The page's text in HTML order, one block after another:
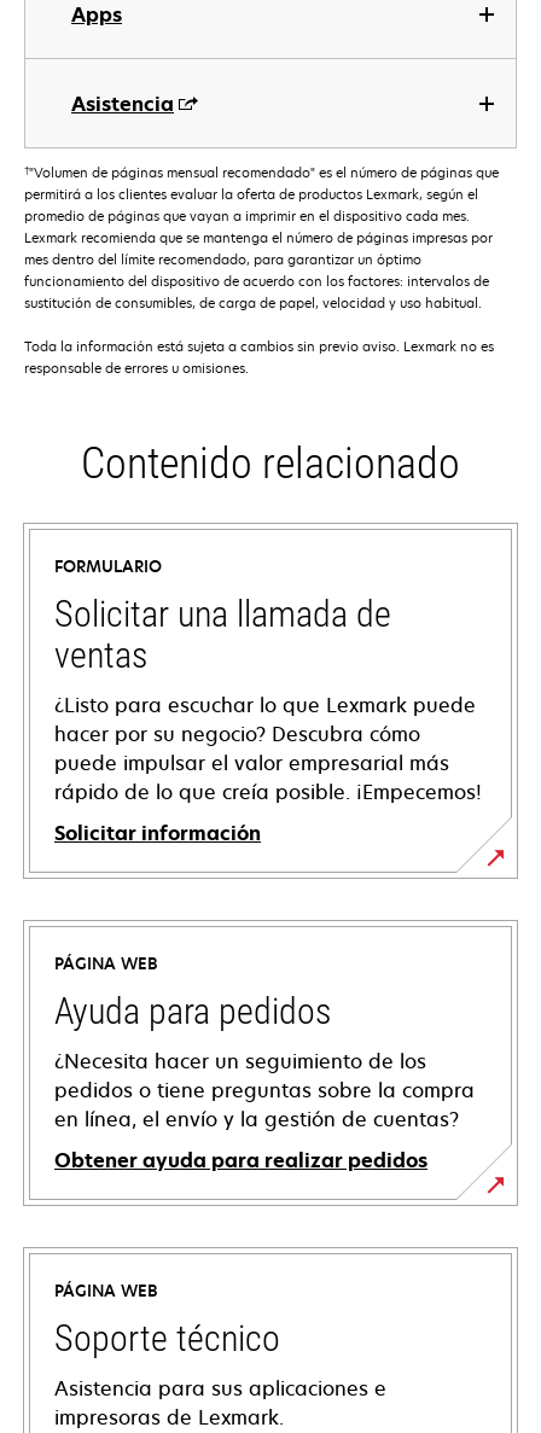
Apps
Asistencia
†"Volumen de páginas mensual recomendado" es el número de páginas que
permitirá a los clientes evaluar la oferta de productos Lexmark, según el
promedio de páginas que vayan a imprimir en el dispositivo cada mes.
Lexmark recomienda que se mantenga el número de páginas impresas por
mes dentro del límite recomendado, para garantizar un óptimo
funcionamiento del dispositivo de acuerdo con los factores: intervalos de
sustitución de consumibles, de carga de papel, velocidad y uso habitual.
Toda la información está sujeta a cambios sin previo aviso. Lexmark no es
responsable de errores u omisiones.
Contenido relacionado
FORMULARIO
Solicitar una llamada de
ventas
¿Listo para escuchar lo que Lexmark puede
hacer por su negocio? Descubra cómo
puede impulsar el valor empresarial más
rápido de lo que creía posible. ¡Empecemos!
Solicitar información
PÁGINA WEB
Ayuda para pedidos
¿Necesita hacer un seguimiento de los
pedidos o tiene preguntas sobre la compra
en línea, el envío y la gestión de cuentas?
Obtener ayuda para realizar pedidos
PÁGINA WEB
Soporte técnico
Asistencia para sus aplicaciones e
impresoras de Lexmark.